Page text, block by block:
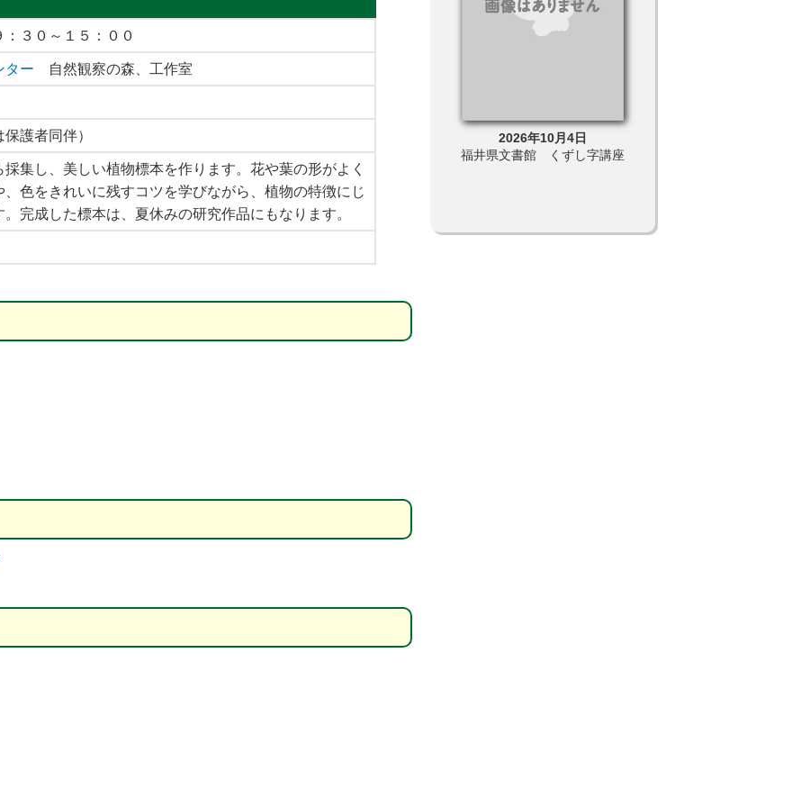
：３０～１５：００
ター 自然観察の森、工作室
護者同伴）
集し、美しい植物標本を作ります。花や葉の形がよく
色をきれいに残すコツを学びながら、植物の特徴にじ
完成した標本は、夏休みの研究作品にもなります。
日
・くらし
テップ
約、ちょ
を守るト
公益財団法人ふくい・くらし
の研究所 くらしのステップ
アップ講座「注意すべきポイ
ントとは？健康食品＆サプリ
メント」
ふくしｋｉｄｓプロフェッシ
ョナル
2026年10月4日
福井県文書館 くずし字講座